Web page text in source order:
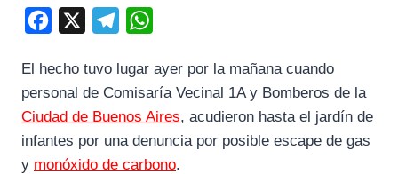
c
e
b
l
e
g
a
t
s
El hecho tuvo lugar ayer por la mañana cuando
personal de Comisaría Vecinal 1A y Bomberos de la
Ciudad de Buenos Aires, acudieron hasta el jardín de
infantes por una denuncia por posible escape de gas
y monóxido de carbono.